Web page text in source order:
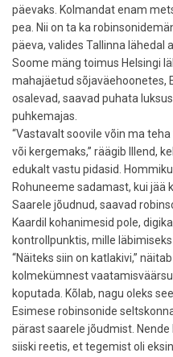
päevaks. Kolmandat enam
pea. Nii on ta ka
päeva, valides Tallinna lähedal
Soome mäng toimus Helsingi
mahajäetud sõjaväehoonetes,
osalevad, saavad puhata
puhkemajas.
“Vastavalt soovile võin ma
või kergemaks,” räägib Illend,
edukalt vastu pidasid.
Rohuneeme sadamast, kui jää
Saarele jõudnud, saavad
Kaardil kohanimesid pole,
kontrollpunktis, mille
“Näiteks siin on katlakivi,”
kolmekümnest
koputada. Kõlab, nagu oleks
Esimese robinsonide
pärast saarele jõudmist.
siiski reetis, et tegemist oli